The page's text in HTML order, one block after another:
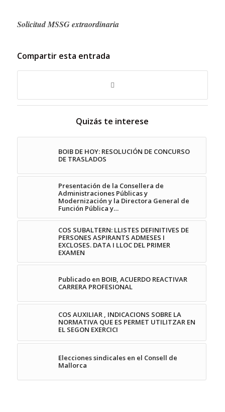
Solicitud MSSG extraordinaria
Compartir esta entrada
Quizás te interese
BOIB DE HOY: RESOLUCIÓN DE CONCURSO
DE TRASLADOS
Presentación de la Consellera de
Administraciones Públicas y
Modernización y la Directora General de
Función Pública y…
COS SUBALTERN: LLISTES DEFINITIVES DE
PERSONES ASPIRANTS ADMESES I
EXCLOSES. DATA I LLOC DEL PRIMER
EXAMEN
Publicado en BOIB, ACUERDO REACTIVAR
CARRERA PROFESIONAL
COS AUXILIAR , INDICACIONS SOBRE LA
NORMATIVA QUE ES PERMET UTILITZAR EN
EL SEGON EXERCICI
Elecciones sindicales en el Consell de
Mallorca